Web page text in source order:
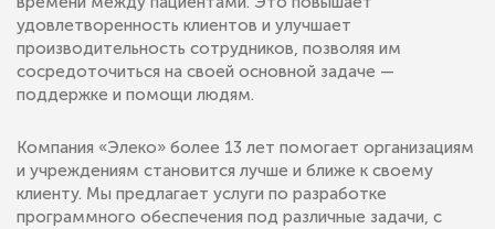
удовлетворенность клиентов и улучшает
производительность сотрудников, позволяя им
сосредоточиться на своей основной задаче —
поддержке и помощи людям.
Компания «Элеко» более 13 лет помогает организациям
и учреждениям становится лучше и ближе к своему
клиенту. Мы предлагает услуги по разработке
программного обеспечения под различные задачи, с